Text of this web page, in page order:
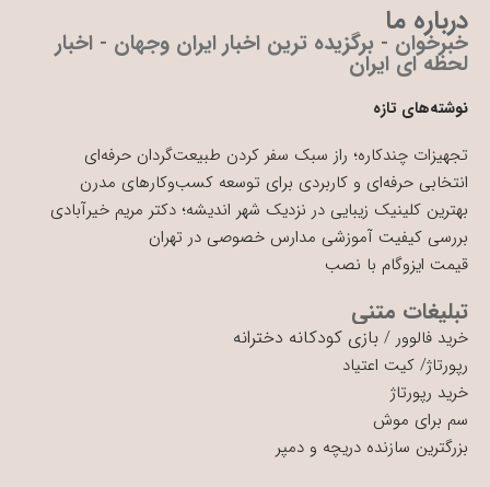
درباره ما
خبرخوان - برگزیده ترین اخبار ایران وجهان - اخبار
لحظه ای ایران
نوشته‌های تازه
تجهیزات چندکاره؛ راز سبک سفر کردن طبیعت‌گردان حرفه‌ای
انتخابی حرفه‌ای و کاربردی برای توسعه کسب‌وکارهای مدرن
بهترین کلینیک زیبایی در نزدیک شهر اندیشه؛ دکتر مریم خیرآبادی
بررسی کیفیت آموزشی مدارس خصوصی در تهران
قیمت ایزوگام با نصب
تبلیغات متنی
خرید فالوور / بازی کودکانه دخترانه
رپورتاژ/ کیت اعتیاد
خرید رپورتاژ
سم برای موش
بزرگترین سازنده دریچه و دمپر